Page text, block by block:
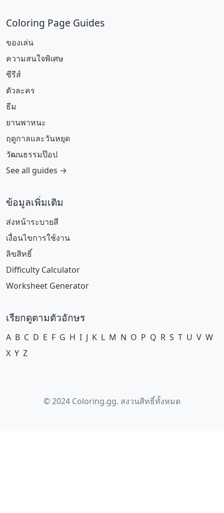
Coloring Page Guides
ของเล่น
ความสนใจพิเศษ
ซีรีส์
ตัวละคร
ธีม
ยานพาหนะ
ฤดูกาลและวันหยุด
วัฒนธรรมป๊อป
See all guides →
ข้อมูลเพิ่มเติม
ส่งหน้าระบายสี
เงื่อนไขการใช้งาน
ลิขสิทธิ์
Difficulty Calculator
Worksheet Generator
เรียกดูตามตัวอักษร
A B C D E F G H I J K L M N O P Q R S T U V W
X Y Z
© 2024 Coloring.gg. สงวนสิทธิ์ทั้งหมด